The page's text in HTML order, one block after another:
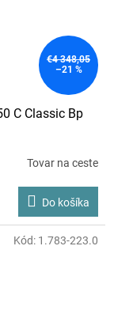
€4 348,05
–21 %
C Classic Bp
Tovar na ceste
Do košíka
Kód: 1.783-223.0